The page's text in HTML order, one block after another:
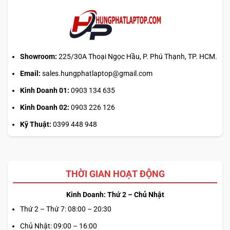
kế hiện đại hơn chỉ thực sự đáng giá nếu không làm trải
nghiệm nhập liệu bị hụt đi quá nhiều.
Touchpad cũng là nơi thể hiện rõ tinh thần mới của X9 14.
Nếu các đời ThinkPad cũ thường thiên về cảm giác quen
tay, chắc chắn và bảo thủ, thì X9 14 có thể được nhìn như
Showroom: 225/30A Thoại Ngọc Hầu, P. Phú Thạnh, TP. HCM.
Email: sales.hungphatlaptop@gmail.com
Kinh Doanh 01: 0903 134 635
Kinh Doanh 02: 0903 226 126
Kỹ Thuật: 0399 448 948
THỜI GIAN HOẠT ĐỘNG
Kinh Doanh: Thứ 2 – Chủ Nhật
Thứ 2 – Thứ 7: 08:00 – 20:30
Chủ Nhật: 09:00 – 16:00